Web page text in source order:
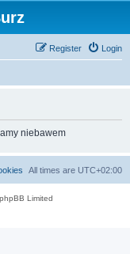
Login
Register
niebawem
All times are UTC+02:00
Limited